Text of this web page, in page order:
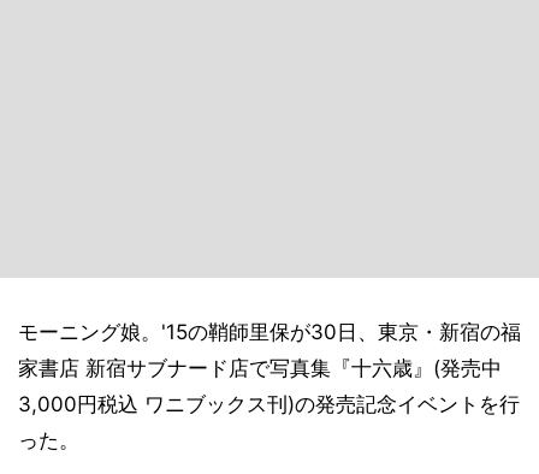
モーニング娘。'15の鞘師里保が30日、東京・新宿の福
家書店 新宿サブナード店で写真集『十六歳』(発売中
3,000円税込 ワニブックス刊)の発売記念イベントを行
った。